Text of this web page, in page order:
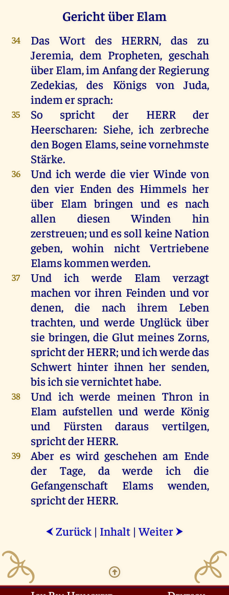
Gericht über Elam
34 Das Wort des HERRN,das
zu
Jeremia, dem Propheten,geschah
überElam,im AnfangderRegierung
Zedekias,des Königs von Juda,
indemersprach:
35 So spricht der HERR
der
Heerscharen: Siehe,ich zerbreche
denBogen Elams,seinevornehmste
Stärke.
36 Und ich werde die vier Winde von
den vier Enden des Himmels her
über Elam bringen und es nach
allen
diesen Winden
hin
zerstreuen;undessoll keine Nation
geben,wohin nicht
Vertriebene
Elamskommenwerden.
37 Und ich werde Elam
verzagt
machen vor ihren Feinden und vor
denen,die nach ihrem
Leben
trachten,und werde Unglück über
sie bringen, die Glut meines Zorns,
sprichtderHERR;undichwerdedas
Schwert hinter ihnen her senden,
bisichsievernichtethabe.
38 Und ich werde meinen Thron in
Elam aufstellen und werde König
und
Fürsten daraus vertilgen,
sprichtderHERR.
39 Aber es wird geschehen am Ende
der
Tage, da werde ich
die
Gefangenschaft
Elams wenden,
sprichtderHERR.
⮜ Zurück | Inhalt |Weiter ⮞